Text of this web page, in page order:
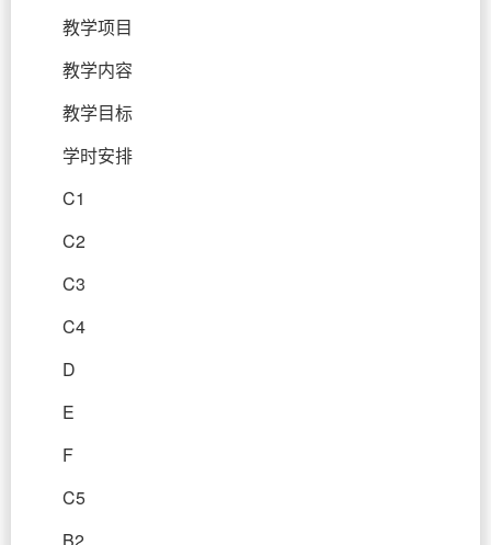
教学项目
教学内容
教学目标
学时安排
C1
C2
C3
C4
D
E
F
C5